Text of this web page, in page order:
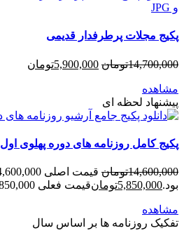
پکیج مجلات پرطرفدار قدیمی
14,700,000تومان 5,900,000تومان
مشاهده
پیشنهاد لحظه ای
پکیج کامل روزنامه های دوره پهلوی اول
14,600,000تومان
بود.5,850,000تومانقیمت فعلی 5,850,000تومان است.
مشاهده
تفکیک روزنامه ها بر اساس سال